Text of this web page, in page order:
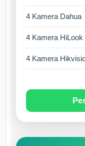
4 Kamera Dahua
4 Kamera HiLook
4 Kamera